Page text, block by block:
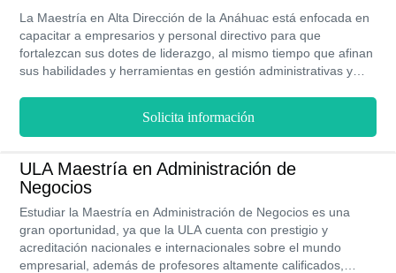
La Maestría en Alta Dirección de la Anáhuac está enfocada en
capacitar a empresarios y personal directivo para que
fortalezcan sus dotes de liderazgo, al mismo tiempo que afinan
sus habilidades y herramientas en gestión administrativas y
empresarial. Para ello deberán invertir un tiempo de dos años
de estudios mas tres meses en el curso propedéutico exigido
por el programa bajo una modalidad de curso presencial.
Solicita información
ULA Maestría en Administración de
Negocios
Estudiar la Maestría en Administración de Negocios es una
gran oportunidad, ya que la ULA cuenta con prestigio y
acreditación nacionales e internacionales sobre el mundo
empresarial, además de profesores altamente calificados,